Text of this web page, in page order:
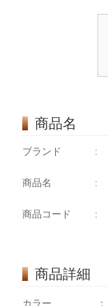
商品名
ブランド :
商品名 :
商品コード :
商品詳細
カラー ：